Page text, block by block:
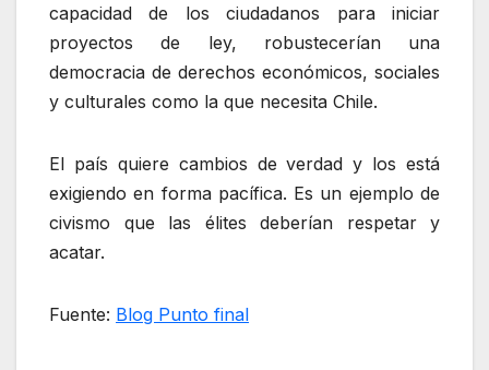
capacidad de los ciudadanos para iniciar
proyectos de ley, robustecerían una
democracia de derechos económicos, sociales
y culturales como la que necesita Chile.
El país quiere cambios de verdad y los está
exigiendo en forma pacífica. Es un ejemplo de
civismo que las élites deberían respetar y
acatar.
Fuente: Blog Punto final